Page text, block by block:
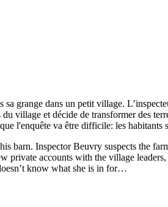
sa grange dans un petit village.
du village et décide de transformer des
l'enquête va être difficile: les habitants
barn. Inspector Beuvry suspects the
private accounts with the village
know what she is in for…